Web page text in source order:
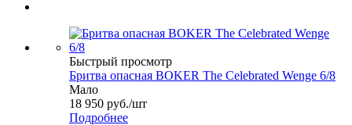
Быстрый просмотр
Бритва опасная BOKER The Celebrated Wenge 6/8
Мало
18 950 руб./шт
Подробнее